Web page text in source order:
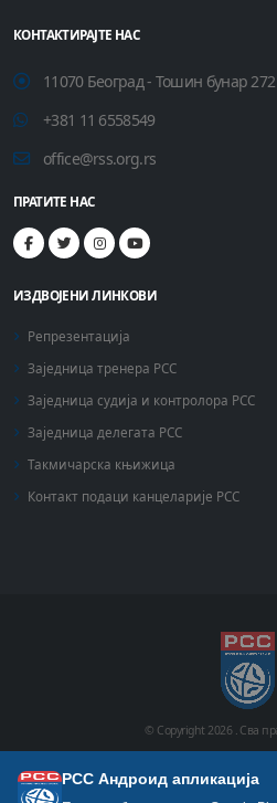
КОНТАКТИРАЈТЕ НАС
11070 Београд - Тошин бунар 272
+381 11 6558549
office@rss.org.rs
ПРАТИТЕ НАС
ИЗДВОЈЕНИ ЛИНКОВИ
Репрезентација
Заједница тренера РСС
Заједница судија и контролора РСС
Заједница делегата РСС
Такмичарска књижица
Контакт подаци канцеларије РСС
© Copyright2026 . Сва
Почетна Историја Фото
РСС Андроид апликација